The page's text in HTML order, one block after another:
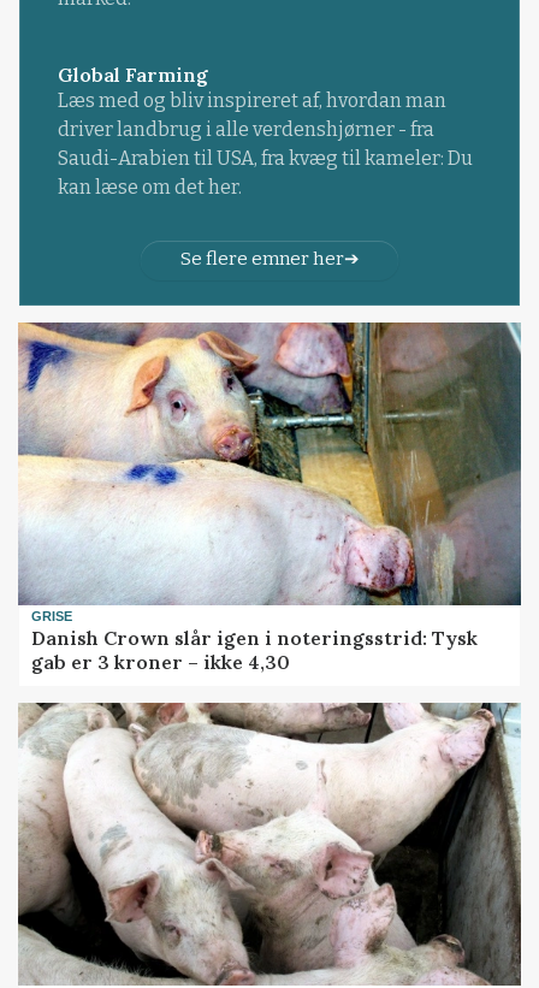
Global Farming
Læs med og bliv inspireret af, hvordan man
driver landbrug i alle verdenshjørner - fra
Saudi-Arabien til USA, fra kvæg til kameler: Du
kan læse om det her.
Se flere emner her
GRISE
Danish Crown slår igen i noteringsstrid: Tysk
gab er 3 kroner – ikke 4,30